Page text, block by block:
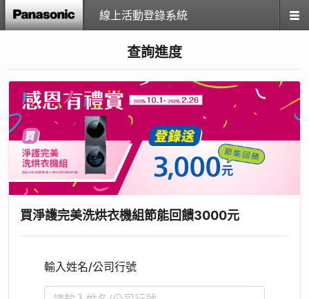
線上活動登錄系統
查詢進度
買淨護完美洗烘衣機組節能回饋3000元
輸入姓名/公司行號